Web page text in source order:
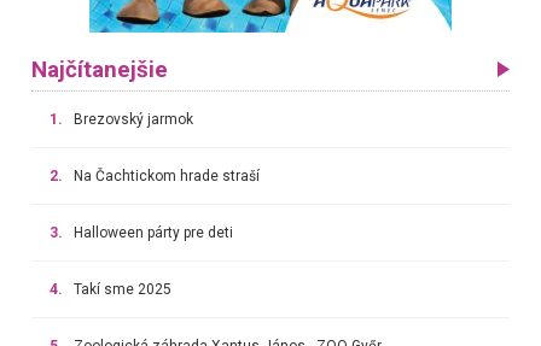
Najčítanejšie
1. Brezovský jarmok
2. Na Čachtickom hrade straší
3. Halloween párty pre deti
4. Takí sme 2025